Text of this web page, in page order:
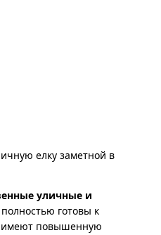
елку заметной в
уличные и
готовы к
имеют повышенную